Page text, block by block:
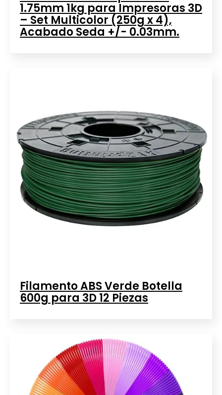
1.75mm 1kg para Impresoras 3D
– Set Multicolor (250g x 4),
Acabado Seda +/- 0.03mm.
Filamento ABS Verde Botella
600g para 3D 12 Piezas